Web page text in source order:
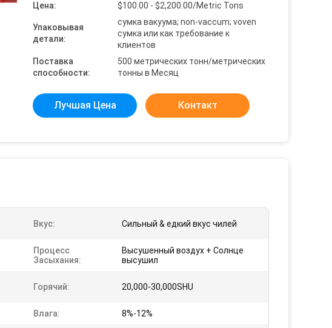
Цена:
$100.00 - $2,200.00/Metric Tons
Упаковывая
детали:
сумка вакуума; non-vaccum; voven
сумка или как требование к
клиентов
Поставка
способности:
500 метрических тонн/метрических
тонны в Месяц
Лучшая Цена Контакт
Вкус: Сильный & едкий вкус чилей
Процесс
Засыхания:
Высушенный воздух + Солнце
высушил
Горячий: 20,000-30,000SHU
Влага: 8%-12%